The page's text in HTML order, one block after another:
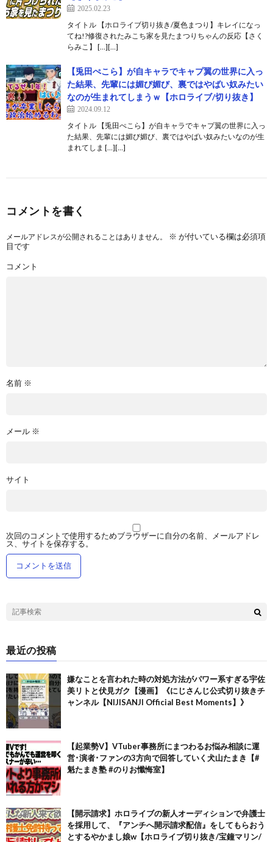
2025.02.23
タイトル 【ホロライブ切り抜き/夏色まつり】キレイになっ
てね!?修復されたみこち家を見たまつりちゃんの反応【さく
らみこ】 […][…]
【兎田ぺこら】が自キャラでキャプ翼の世界に入っ
た結果、先輩には媚び媚び、裏ではやばい奴みたい
なのが生まれてしまうｗ【ホロライブ/切り抜き】
2024.09.12
タイトル 【兎田ぺこら】が自キャラでキャプ翼の世界に入っ
た結果、先輩には媚び媚び、裏ではやばい奴みたいなのが生
まれてしま […][…]
コメントを書く
メールアドレスが公開されることはありません。 ※ が付いている欄は必須項
目です
コメント
名前 ※
メール ※
サイト
次回のコメントで使用するためブラウザーに自分の名前、メールアドレ
ス、サイトを保存する。
最近の投稿
嫌なことを言われた時の対処方法がパワー系すぎる宇佐
美リトと伏見ガク【漫画】《にじさんじ公式切り抜きチ
ャンネル【NIJISANJI Official Best Moments】》
【起業勢V】VTuber事務所にまつわるお悩み相談に運
営･演者･ファンの3方向で回答していく犬山たまき【#
魁たまき塾 #のりお懺悔室】
【開示請求】ホロライブの新人オーディションで弁護士
を採用して、『アンチへ開示請求配信』をしてもらおう
とするやかまし娘w【ホロライブ切り抜き/宝鐘マリン/